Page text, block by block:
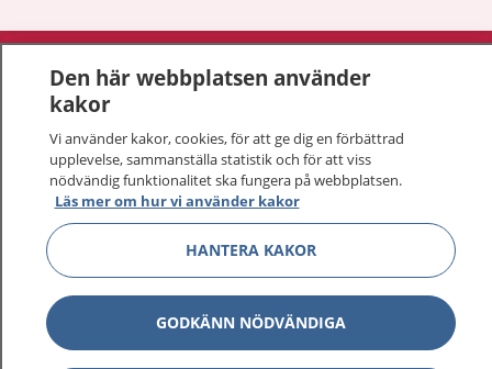
Visa
Om 1177
Kontakt
Behandling av personuppgifter
Hantering av kakor
Den här webbplatsen använder
kakor
Vi använder kakor, cookies, för att ge dig en förbättrad
upplevelse, sammanställa statistik och för att viss
nödvändig funktionalitet ska fungera på webbplatsen.
Läs mer om hur vi använder kakor
HANTERA KAKOR
GODKÄNN NÖDVÄNDIGA